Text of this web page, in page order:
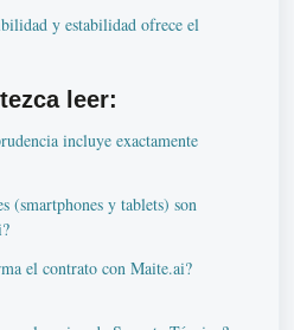
y estabilidad ofrece el
leer:
incluye exactamente
(smartphones y tablets) son
el contrato con Maite.ai?